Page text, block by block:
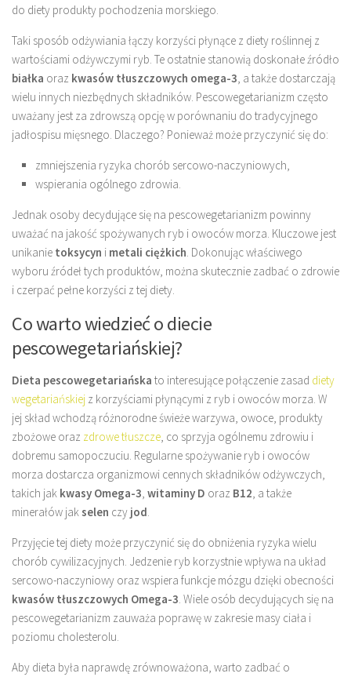
do diety produkty pochodzenia morskiego.
Taki sposób odżywiania łączy korzyści płynące z diety roślinnej z
wartościami odżywczymi ryb. Te ostatnie stanowią doskonałe źródło
białka oraz kwasów tłuszczowych omega-3, a także dostarczają
wielu innych niezbędnych składników. Pescowegetarianizm często
uważany jest za zdrowszą opcję w porównaniu do tradycyjnego
jadłospisu mięsnego. Dlaczego? Ponieważ może przyczynić się do:
zmniejszenia ryzyka chorób sercowo-naczyniowych,
wspierania ogólnego zdrowia.
Jednak osoby decydujące się na pescowegetarianizm powinny
uważać na jakość spożywanych ryb i owoców morza. Kluczowe jest
unikanie toksycyn i metali ciężkich. Dokonując właściwego
wyboru źródeł tych produktów, można skutecznie zadbać o zdrowie
i czerpać pełne korzyści z tej diety.
Co warto wiedzieć o diecie
pescowegetariańskiej?
Dieta pescowegetariańska to interesujące połączenie zasad diety
wegetariańskiej z korzyściami płynącymi z ryb i owoców morza. W
jej skład wchodzą różnorodne świeże warzywa, owoce, produkty
zbożowe oraz zdrowe tłuszcze, co sprzyja ogólnemu zdrowiu i
dobremu samopoczuciu. Regularne spożywanie ryb i owoców
morza dostarcza organizmowi cennych składników odżywczych,
takich jak kwasy Omega-3, witaminy D oraz B12, a także
minerałów jakselen czy jod.
Przyjęcie tej diety może przyczynić się do obniżenia ryzyka wielu
chorób cywilizacyjnych. Jedzenie ryb korzystnie wpływa na układ
sercowo-naczyniowy oraz wspiera funkcje mózgu dzięki obecności
kwasów tłuszczowych Omega-3. Wiele osób decydujących się na
pescowegetarianizm zauważa poprawę w zakresie masy ciała i
poziomu cholesterolu.
Aby dieta była naprawdę zrównoważona, warto zadbać o